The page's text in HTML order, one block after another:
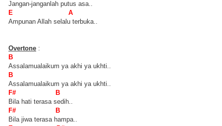
Jangan-janganlah putus asa..
E A
Ampunan Allah selalu terbuka..
Overtone :
B
Assalamualaikum ya akhi ya ukhti..
B
Assalamualaikum ya akhi ya ukhti..
F# B
Bila hati terasa sedih..
F# B
Bila jiwa terasa hampa..